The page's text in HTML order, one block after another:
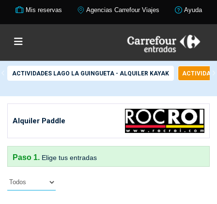
Mis reservas Agencias Carrefour Viajes Ayuda
ACTIVIDADES LAGO LA GUINGUETA - ALQUILER KAYAK
Alquiler Paddle
Paso 1. Elige tus entradas